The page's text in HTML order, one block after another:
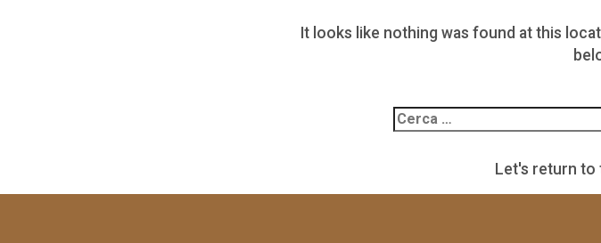
It looks like nothing was found at this
per:
Let's return to